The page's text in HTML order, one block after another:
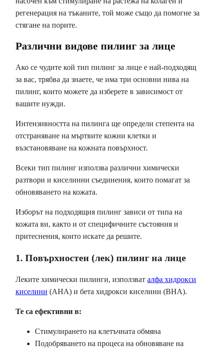
регенерация на тъканите, той може също да помогне за
стягане на порите.
Различни видове пилинг за лице
Ако се чудите кой тип пилинг за лице е най-подходящ
за вас, трябва да знаете, че има три основни нива на
пилинг, които можете да изберете в зависимост от
вашите нужди.
Интензивността на пилинга ще определи степента на
отстраняване на мъртвите кожни клетки и
възстановяване на кожната повърхност.
Всеки тип пилинг използва различни химически
разтвори и киселинни съединения, които помагат за
обновяването на кожата.
Изборът на подходящия пилинг зависи от типа на
кожата ви, както и от специфичните състояния и
притеснения, които искате да решите.
1. Повърхностен (лек) пилинг на лице
Леките химически пилинги, използват алфа хидрокси
киселини (AHA) и бета хидрокси киселини (BHA).
Те са ефективни в:
Стимулирането на клетъчната обмяна
Подобряването на процеса на обновяване на